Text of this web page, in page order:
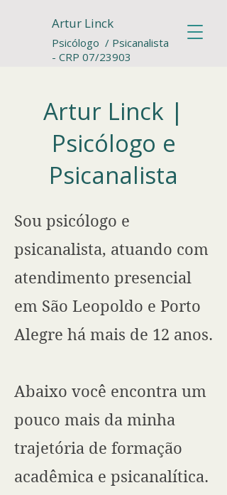
Artur Linck
Psicólogo / Psicanalista
- CRP 07/23903
​Artur Linck |
Psicólogo e
Psicanalista
Sou psicólogo e
psicanalista, atuando com
atendimento presencial
em São Leopoldo e Porto
Alegre há mais de 12 anos.
Abaixo você encontra um
pouco mais da minha
trajetória de formação
acadêmica e psicanalítica.